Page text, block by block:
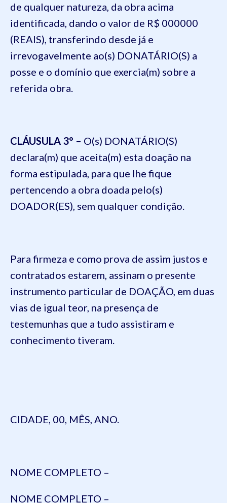
de qualquer natureza, da obra acima
identificada, dando o valor de R$ 000000
(REAIS), transferindo desde já e
irrevogavelmente ao(s) DONATÁRIO(S) a
posse e o domínio que exercia(m) sobre a
referida obra.
CLÁUSULA 3° – O(s) DONATÁRIO(S)
declara(m) que aceita(m) esta doação na
forma estipulada, para que lhe fique
pertencendo a obra doada pelo(s)
DOADOR(ES), sem qualquer condição.
Para firmeza e como prova de assim justos e
contratados estarem, assinam o presente
instrumento particular de DOAÇÃO, em duas
vias de igual teor, na presença de
testemunhas que a tudo assistiram e
conhecimento tiveram.
CIDADE, 00, MÊS, ANO.
NOME COMPLETO –
NOME COMPLETO –